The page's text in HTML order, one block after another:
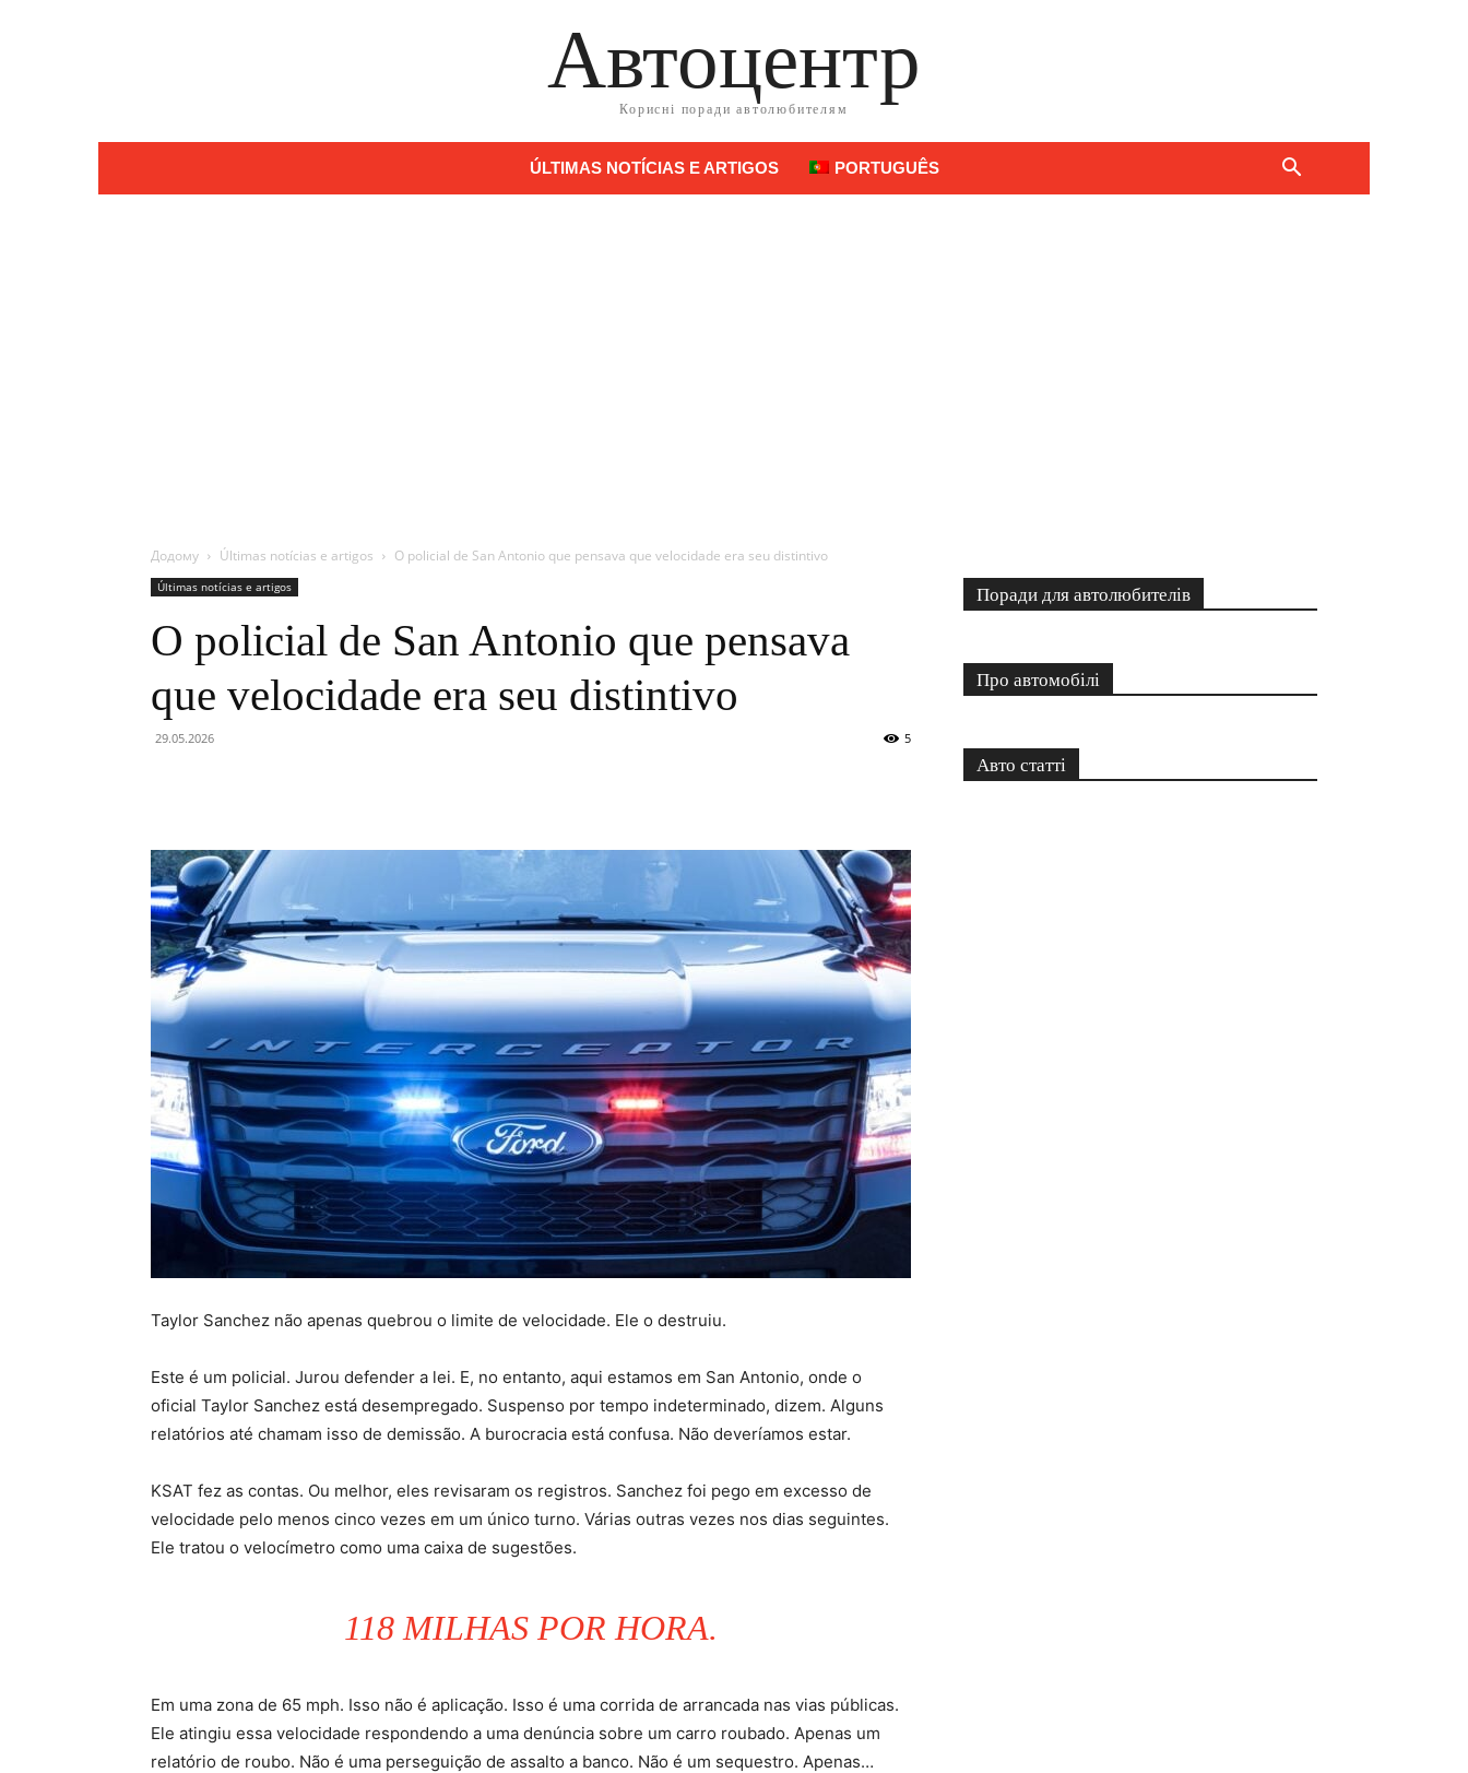
Автоцентр
Корисні поради автолюбителям
ÚLTIMAS NOTÍCIAS E ARTIGOS PORTUGUÊS
Додому Últimas notícias e artigos O policial de San Antonio que pensava que velocidade era seu distintivo
Últimas notícias e artigos
O policial de San Antonio que pensava
que velocidade era seu distintivo
29.05.2026 5
Taylor Sanchez não apenas quebrou o limite de velocidade. Ele o destruiu.
Este é um policial. Jurou defender a lei. E, no entanto, aqui estamos em San Antonio, onde o
oficial Taylor Sanchez está desempregado. Suspenso por tempo indeterminado, dizem. Alguns
relatórios até chamam isso de demissão. A burocracia está confusa. Não deveríamos estar.
KSAT fez as contas. Ou melhor, eles revisaram os registros. Sanchez foi pego em excesso de
velocidade pelo menos cinco vezes em um único turno. Várias outras vezes nos dias seguintes.
Ele tratou o velocímetro como uma caixa de sugestões.
118 MILHAS POR HORA.
Em uma zona de 65 mph. Isso não é aplicação. Isso é uma corrida de arrancada nas vias públicas.
Ele atingiu essa velocidade respondendo a uma denúncia sobre um carro roubado. Apenas um
relatório de roubo. Não é uma perseguição de assalto a banco. Não é um sequestro. Apenas…
Поради для автолюбителів
Про автомобілі
Авто статті